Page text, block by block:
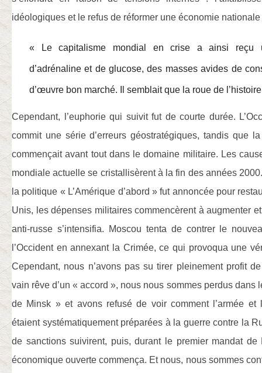
idéologiques et le refus de réformer une économie
« Le capitalisme mondial en crise a ainsi reçu
d’adrénaline et de glucose, des masses avides de
d’œuvre bon marché. Il semblait que la roue de
Cependant, l’euphorie qui suivit fut de courte durée.
commit une série d’erreurs géostratégiques, tandis que
commençait avant tout dans le domaine militaire. Les
mondiale actuelle se cristallisèrent à la fin des années
la politique « L’Amérique d’abord » fut annoncée pour
Unis, les dépenses militaires commencèrent à augmenter
anti-russe s’intensifia. Moscou tenta de contrer le
l’Occident en annexant la Crimée, ce qui provoqua une
Cependant, nous n’avons pas su tirer pleinement profit
vain rêve d’un « accord », nous nous sommes perdus dans
de Minsk » et avons refusé de voir comment l’armée et
étaient systématiquement préparées à la guerre contre la
de sanctions suivirent, puis, durant le premier mandat de
économique ouverte commença. Et nous, nous sommes